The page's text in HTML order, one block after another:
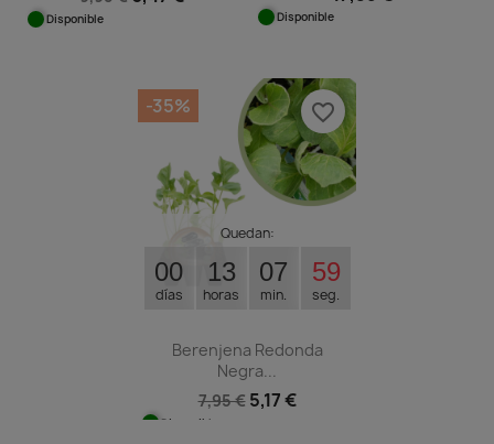
Disponible Disponible
Quedan:
00
días
13
horas
07
min.
58
seg.
Berenjena Redonda
Negra...
7,95 € 5,17 €
Disponible
-35% favorite_border